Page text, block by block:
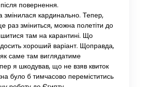
після повернення.
змінилася кардинально. Тепер,
раз зміниться, можна полетіти до
там на карантині. Що
хороший варіант. Щоправда,
саме там виглядатиме
я шкодував, що не взяв квиток
було б тимчасово переміститись